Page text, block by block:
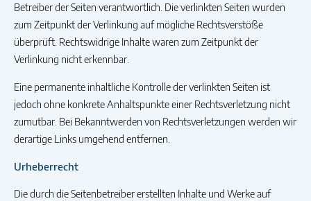
Betreiber der Seiten verantwortlich. Die verlinkten Seiten wurden
zum Zeitpunkt der Verlinkung auf mögliche Rechtsverstöße
überprüft. Rechtswidrige Inhalte waren zum Zeitpunkt der
Verlinkung nicht erkennbar.
Eine permanente inhaltliche Kontrolle der verlinkten Seiten ist
jedoch ohne konkrete Anhaltspunkte einer Rechtsverletzung nicht
zumutbar. Bei Bekanntwerden von Rechtsverletzungen werden wir
derartige Links umgehend entfernen.
Urheberrecht
Die durch die Seitenbetreiber erstellten Inhalte und Werke auf